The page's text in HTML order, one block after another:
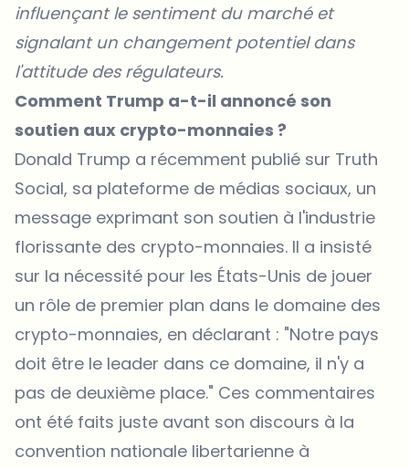
influençant le sentiment du marché et
signalant un changement potentiel dans
l'attitude des régulateurs.
Comment Trump a-t-il annoncé son
soutien aux crypto-monnaies ?
Donald Trump a récemment publié sur Truth
Social, sa plateforme de médias sociaux, un
message exprimant son soutien à l'industrie
florissante des crypto-monnaies. Il a insisté
sur la nécessité pour les États-Unis de jouer
un rôle de premier plan dans le domaine des
crypto-monnaies, en déclarant : "Notre pays
doit être le leader dans ce domaine, il n'y a
pas de deuxième place." Ces commentaires
ont été faits juste avant son discours à la
convention nationale libertarienne à